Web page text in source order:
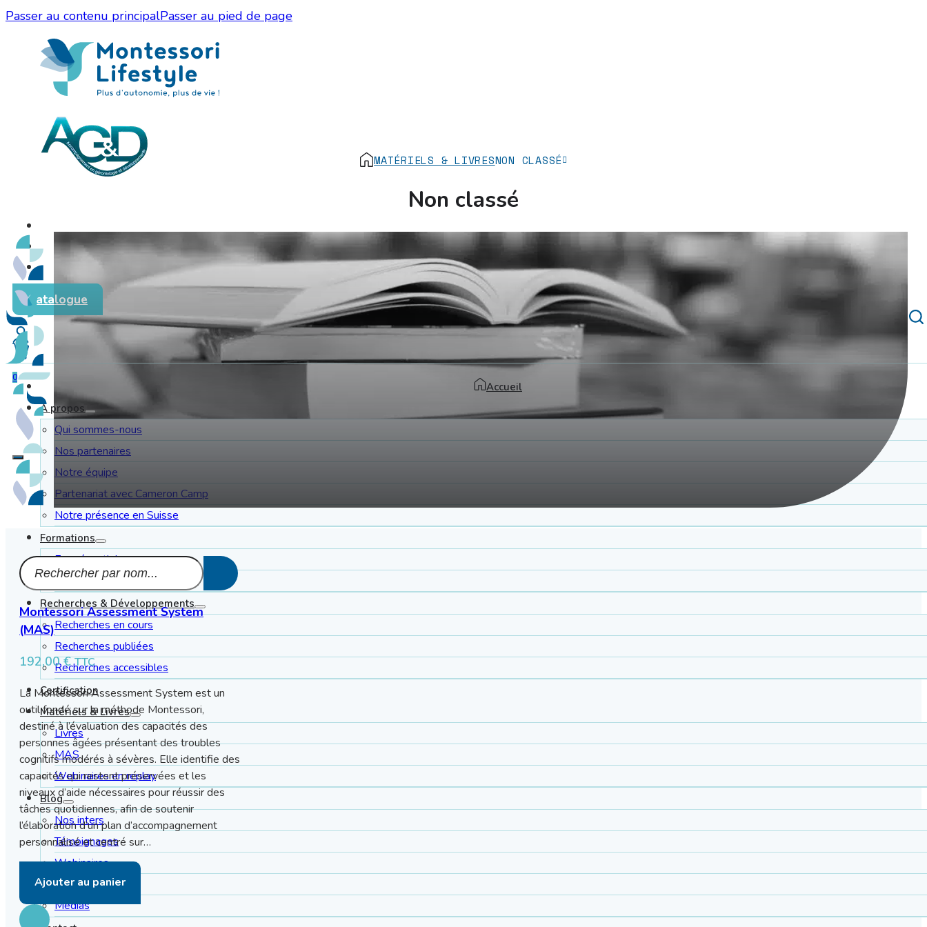
Passer au contenu principalPasser au pied de page
Catalogue
0
Accueil
À propos
Qui sommes-nous
Nos partenaires
Notre équipe
Partenariat avec Cameron Camp
Notre présence en Suisse
Formations
En présentiel
En distanciel
Recherches & Développements
Recherches en cours
Recherches publiées
Recherches accessibles
Certification
Matériels & Livres
Livres
MAS
Webinaires en replay
Blog
Nos inters
Témoignages
Webinaires
Actualités
Médias
MATÉRIELS & LIVRESNON CLASSÉ
Non classé
Montessori Assessment System
(MAS)
192,00€ TTC
La Montessori Assessment System est un
outil fondé sur la méthode Montessori,
destiné à l’évaluation des capacités des
personnes âgées présentant des troubles
cognitifs modérés à sévères. Elle identifie des
capacités qui restent préservées et les
niveaux d’aide nécessaires pour réussir des
tâches quotidiennes, afin de soutenir
l’élaboration d’un plan d’accompagnement
personnalisé et centré sur…
Ajouter au panier